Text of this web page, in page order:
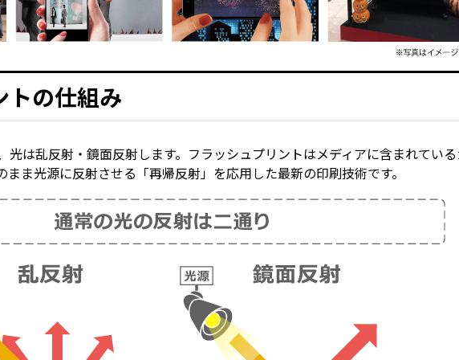
トの仕組み
光は乱反射・鏡面反射します。フラッシュプリントはメディアに含まれてい
まま光源に反射させる「再帰反射」を応用した最新の印刷技術です。